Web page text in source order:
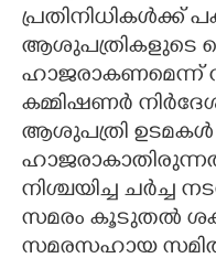
പ്രതിനിധികൾക്ക്
ആശുപത്രികളുടെ
ഹാജരാകണമെന്ന്
കമ്മിഷണർ
ആശുപത്രി ഉടമകൾ
നിശ്ചയിച്ച ചർച്ച
സമരം കൂടുതൽ
സമരസഹായ